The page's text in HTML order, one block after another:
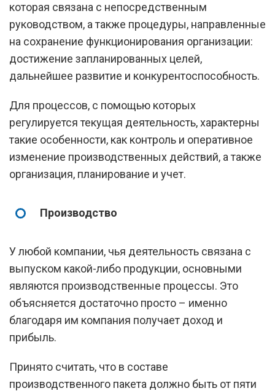
которая связана с непосредственным
руководством, а также процедуры, направленные
на сохранение функционирования организации:
достижение запланированных целей,
дальнейшее развитие и конкурентоспособность.
Для процессов, с помощью которых
регулируется текущая деятельность, характерны
такие особенности, как контроль и оперативное
изменение производственных действий, а также
организация, планирование и учет.
Производство
У любой компании, чья деятельность связана с
выпуском какой-либо продукции, основными
являются производственные процессы. Это
объясняется достаточно просто – именно
благодаря им компания получает доход и
прибыль.
Принято считать, что в составе
производственного пакета должно быть от пяти